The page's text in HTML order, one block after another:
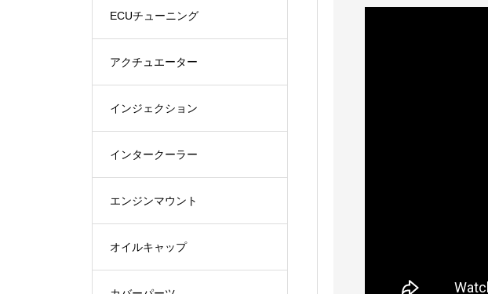
ECUチューニング
アクチュエーター
インジェクション
インタークーラー
エンジンマウント
オイルキャップ